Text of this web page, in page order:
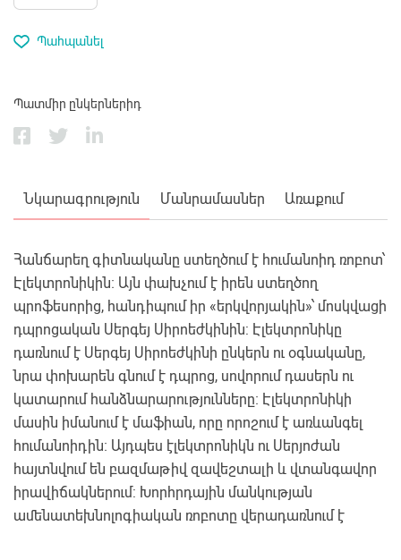
Պահպանել
Պատմիր ընկերներիդ
Նկարագրություն Մանրամասներ Առաքում
Հանճարեղ գիտնականը ստեղծում է հումանոիդ ռոբոտ՝
Էլեկտրոնիկին։ Այն փախչում է իրեն ստեղծող
պրոֆեսորից, հանդիպում իր «երկվորյակին»՝ մոսկվացի
դպրոցական Սերգեյ Սիրոեժկինին: Էլեկտրոնիկը
դառնում է Սերգեյ Սիրոեժկինի ընկերն ու օգնականը,
նրա փոխարեն գնում է դպրոց, սովորում դասերն ու
կատարում հանձնարարությունները։ Էլեկտրոնիկի
մասին իմանում է մաֆիան, որը որոշում է առևանգել
հումանոիդին։ Այդպես էլեկտրոնիկն ու Սերյոժան
հայտնվում են բազմաթիվ զավեշտալի և վտանգավոր
իրավիճակներում: Խորհրդային մանկության
ամենատեխնոլոգիական ռոբոտը վերադառնում է